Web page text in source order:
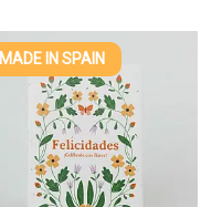
MADE IN SPAIN